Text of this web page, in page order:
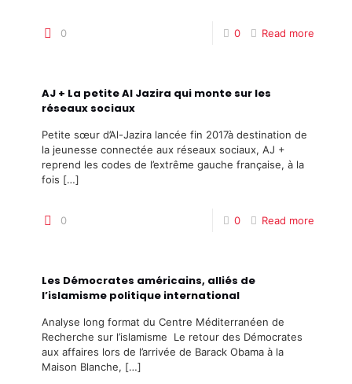
0 0 Read more
AJ + La petite Al Jazira qui monte sur les
réseaux sociaux
Petite sœur d’Al-Jazira lancée fin 2017à destination de
la jeunesse connectée aux réseaux sociaux, AJ +
reprend les codes de l’extrême gauche française, à la
fois […]
0 0 Read more
Les Démocrates américains, alliés de
l’islamisme politique international
Analyse long format du Centre Méditerranéen de
Recherche sur l’islamisme Le retour des Démocrates
aux affaires lors de l’arrivée de Barack Obama à la
Maison Blanche, […]